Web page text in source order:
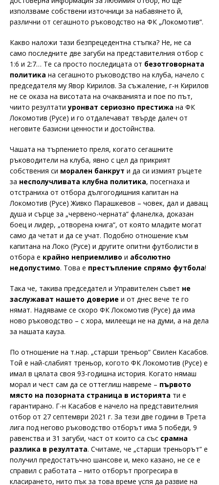
използваме собствени източници за набавянето й,
различни от сегашното ръководство на ФК „Локомотив“.
Какво наложи тази безпрецедентна стъпка? Не, не са
само последните две загуби на представителния отбор с
1:6 и 2:7… Те са просто последицата от безотговорната
политика на сегашното ръководство на клуба, начело с
председателя му Явор Кирилов. За съжаление, г-н Кирилов
не се оказа на висотата на очакванията и пое по път,
чиито резултатиуронват сериозно престижа на ФК
Локомотив (Русе) и го отдалечават твърде далеч от
неговите базисни ценности и достойнства.
Чашата на търпението преля, когато сегашните
ръководители на клуба, явно с цел да прикрият
собствения си морален банкрут и да си измият ръцете
за несполучливата клубна политика, посегнаха и
отстраниха от отбора дългогодишния капитан на
Локомотив (Русе) Живко Парашкевов – човек, дал и даващ
душа и сърце за „червено-черната“ фланелка, доказан
боец и лидер, „отворена книга“, от която младите могат
само да четат и да се учат. Подобно отношение към
капитана на Локо (Русе) и другите опитни футболисти в
отбора е крайно неприемливо и абсолютно
недопустимо. Това е престъпление спрямо футбола!
Така че, такива председател и Управителен съвет не
заслужават нашето доверие и от днес вече те го
нямат. Надяваме се скоро ФК Локомотив (Русе) да има
ново ръководство – с хора, милеещи не на думи, а на дела
за нашата кауза.
По отношение на т.нар. „старши треньор“ Свилен Касабов.
Той е най-слабият треньор, когото ФК Локомотив (Русе) е
имал в цялата своя 93-годишна история. Когато нямаш
морал и чест сам да се оттеглиш навреме – първото
място на позорната страница в историята ти е
гарантиранo. Г-н Касабов е начело на представителния
отбор от 27 септември 2021 г. За тези две години в Трета
лига под негово ръководство отборът има 5 победи, 9
равенства и 31 загуби, част от които са със срамна
разлика в резултата. Считаме, че „старши треньорът“ е
получил предостатъчно шансове и, меко казано, не се е
справил с работата – нито отборът прогресира в
класирането, нито пък за това време успя да развие на